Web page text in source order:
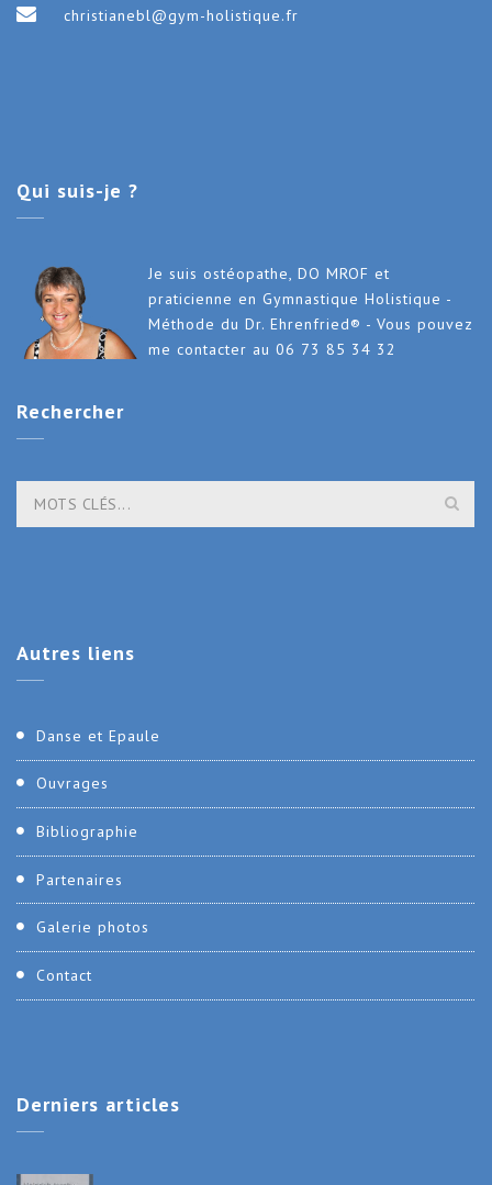
christianebl@gym-holistique.fr
Qui suis-je ?
Je suis ostéopathe, DO MROF et
praticienne en Gymnastique Holistique -
Méthode du Dr. Ehrenfried® - Vous pouvez
me contacter au 06 73 85 34 32
Rechercher
Autres liens
Danse et Epaule
Ouvrages
Bibliographie
Partenaires
Galerie photos
Contact
Derniers articles